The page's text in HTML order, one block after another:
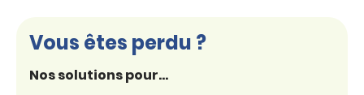
Vous êtes perdu ?
Nos solutions pour...